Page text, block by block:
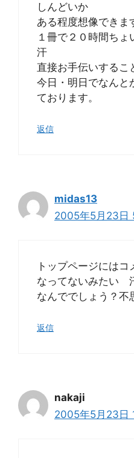
しんどいか
ある程度想像できま
１冊で２０時間ち
汗
直接お手伝いするこ
今日・明日でなんと
ております。
返信
midas13
2005年5月23日
トップページには
なってないみたい
なんででしょう？不
返信
nakaji
2005年5月23日